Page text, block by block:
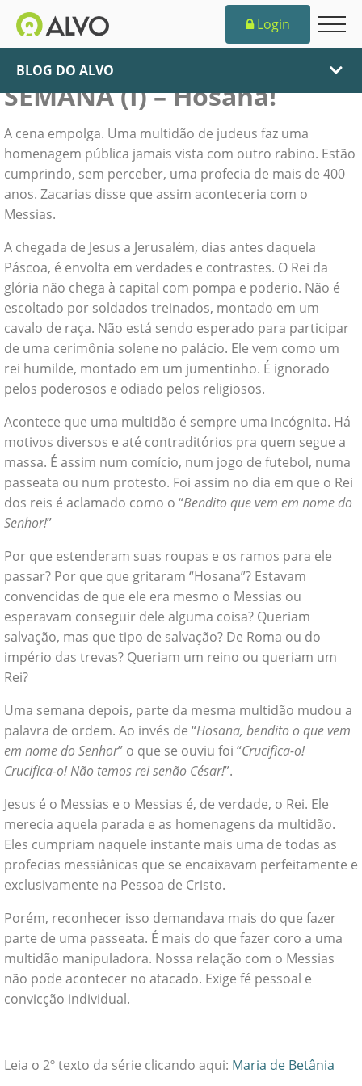
Login
BLOG DO ALVO
CRÔNICAS DA ÚLTIMA
SEMANA (I) – Hosana!
A cena empolga. Uma multidão de judeus faz uma
homenagem pública jamais vista com outro rabino. Estão
cumprindo, sem perceber, uma profecia de mais de 400
anos. Zacarias disse que assim aconteceria com o
Messias.
A chegada de Jesus a Jerusalém, dias antes daquela
Páscoa, é envolta em verdades e contrastes. O Rei da
glória não chega à capital com pompa e poderio. Não é
escoltado por soldados treinados, montado em um
cavalo de raça. Não está sendo esperado para participar
de uma cerimônia solene no palácio. Ele vem como um
rei humilde, montado em um jumentinho. É ignorado
pelos poderosos e odiado pelos religiosos.
Acontece que uma multidão é sempre uma incógnita. Há
motivos diversos e até contraditórios pra quem segue a
massa. É assim num comício, num jogo de futebol, numa
passeata ou num protesto. Foi assim no dia em que o Rei
dos reis é aclamado como o “Bendito que vem em nome do
Senhor!”
Por que estenderam suas roupas e os ramos para ele
passar? Por que que gritaram “Hosana”? Estavam
convencidas de que ele era mesmo o Messias ou
esperavam conseguir dele alguma coisa? Queriam
salvação, mas que tipo de salvação? De Roma ou do
império das trevas? Queriam um reino ou queriam um
Rei?
Uma semana depois, parte da mesma multidão mudou a
palavra de ordem. Ao invés de “Hosana, bendito o que vem
em nome do Senhor” o que se ouviu foi “Crucifica-o!
Crucifica-o! Não temos rei senão César!”.
Jesus é o Messias e o Messias é, de verdade, o Rei. Ele
merecia aquela parada e as homenagens da multidão.
Eles cumpriam naquele instante mais uma de todas as
profecias messiânicas que se encaixavam perfeitamente e
exclusivamente na Pessoa de Cristo.
Porém, reconhecer isso demandava mais do que fazer
parte de uma passeata. É mais do que fazer coro a uma
multidão manipuladora. Nossa relação com o Messias
não pode acontecer no atacado. Exige fé pessoal e
convicção individual.
Leia o 2º texto da série clicando aqui: Maria de Betânia